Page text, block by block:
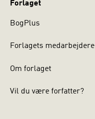
Forlaget
BogPlus
Forlagets medarbejdere
Om forlaget
Vil du være forfatter?